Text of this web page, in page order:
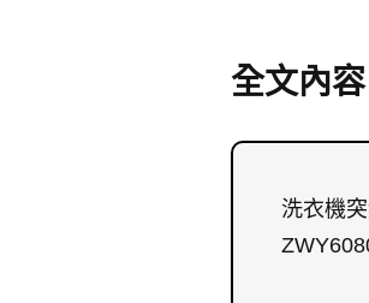
全文內容
洗衣機